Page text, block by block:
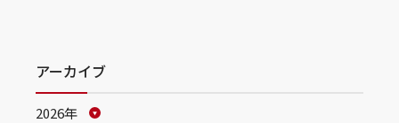
アーカイブ
2026年